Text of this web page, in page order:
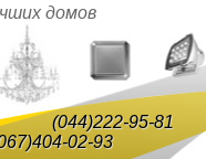
домов
(044)222-95-81
02-93